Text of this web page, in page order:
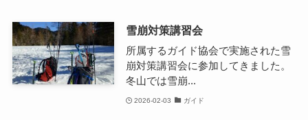
雪崩対策講習会
所属するガイド協会で実施された雪
崩対策講習会に参加してきました。
冬山では雪崩...
2026-02-03 ガイド